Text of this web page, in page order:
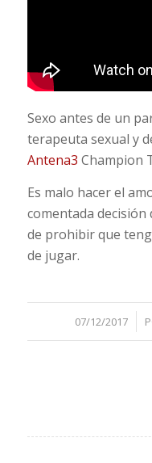
Sexo antes de un
terapeuta sexual y
Antena3 Champion
Es malo hacer el
comentada
de prohibir que
de jugar.
07/12/2017
/